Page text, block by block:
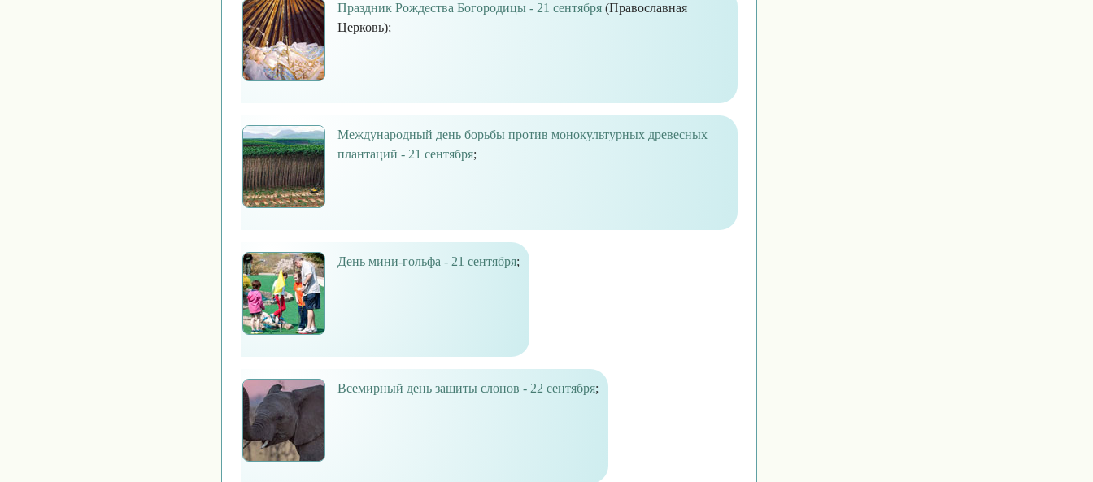
Праздник Рождества Богородицы - 21 сентября (Православная
Церковь);
Международный день борьбы против монокультурных древесных
плантаций - 21 сентября;
День мини-гольфа - 21 сентября;
Всемирный день защиты слонов - 22 сентября;